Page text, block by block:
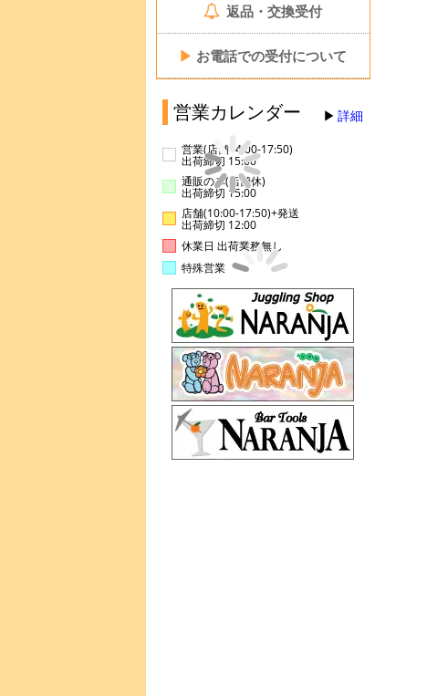
返品・交換受付
▶ お電話での受付について
営業カレンダー 詳細
営業(店舗14:00-17:50)
出荷締切 15:00
通販のみ(店舗休)
出荷締切 15:00
店舗(10:00-17:50)+発送
出荷締切 12:00
休業日 出荷業務無し
特殊営業